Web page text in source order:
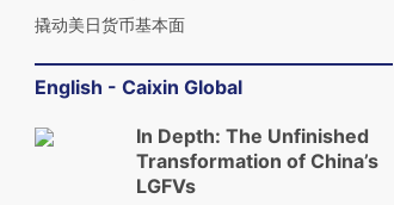
撬动美日货币基本面
English - Caixin Global
In Depth: The Unfinished
Transformation of China’s
LGFVs